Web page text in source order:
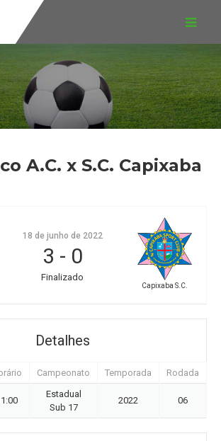
A.C. x S.C. Capixaba
Capixaba S.C.
18 de junho de 2022
3 - 0
Finalizado
Detalhes
Campeonato Temporada
Rodada
Estadual
Sub 17
2022 06